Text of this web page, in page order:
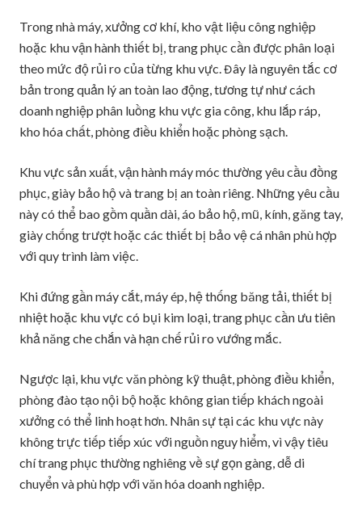
Trong nhà máy, xưởng cơ khí, kho vật liệu công nghiệp
hoặc khu vận hành thiết bị, trang phục cần được phân loại
theo mức độ rủi ro của từng khu vực. Đây là nguyên tắc cơ
bản trong quản lý an toàn lao động, tương tự như cách
doanh nghiệp phân luồng khu vực gia công, khu lắp ráp,
kho hóa chất, phòng điều khiển hoặc phòng sạch.
Khu vực sản xuất, vận hành máy móc thường yêu cầu đồng
phục, giày bảo hộ và trang bị an toàn riêng. Những yêu cầu
này có thể bao gồm quần dài, áo bảo hộ, mũ, kính, găng tay,
giày chống trượt hoặc các thiết bị bảo vệ cá nhân phù hợp
với quy trình làm việc.
Khi đứng gần máy cắt, máy ép, hệ thống băng tải, thiết bị
nhiệt hoặc khu vực có bụi kim loại, trang phục cần ưu tiên
khả năng che chắn và hạn chế rủi ro vướng mắc.
Ngược lại, khu vực văn phòng kỹ thuật, phòng điều khiển,
phòng đào tạo nội bộ hoặc không gian tiếp khách ngoài
xưởng có thể linh hoạt hơn. Nhân sự tại các khu vực này
không trực tiếp tiếp xúc với nguồn nguy hiểm, vì vậy tiêu
chí trang phục thường nghiêng về sự gọn gàng, dễ di
chuyển và phù hợp với văn hóa doanh nghiệp.